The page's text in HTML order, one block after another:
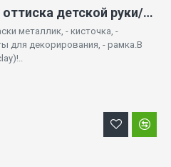
Набор для создания оттиска детской руки/стопы (без глины!) 7132975
металлик, - кисточка, -
для декорирования, - рамка.В